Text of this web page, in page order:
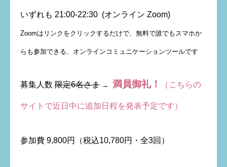
いずれも 21:00-22:30 (オンライン Zoom)
Zoomはリンクをクリックするだけで、無料で誰でもスマホか
らも参加できる、オンラインコミュニケーションツールです
募集人数 限定6名さま → 満員御礼！ （こちらの
サイトで近日中に追加日程を発表予定です）
参加費 9,800円（税込10,780円・全3回）